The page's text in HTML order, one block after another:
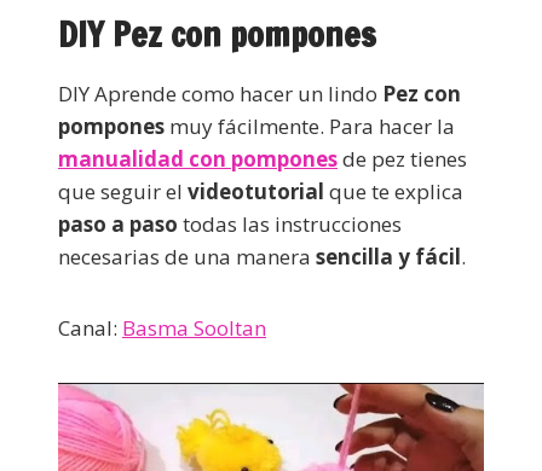
DIY Pez con pompones
DIY Aprende como hacer un lindo Pez con
pompones muy fácilmente. Para hacer la
manualidad con pomponesde pez tienes
que seguir el videotutorial que te explica
paso a paso todas las instrucciones
necesarias de una manera sencilla y fácil.
Canal: Basma Sooltan